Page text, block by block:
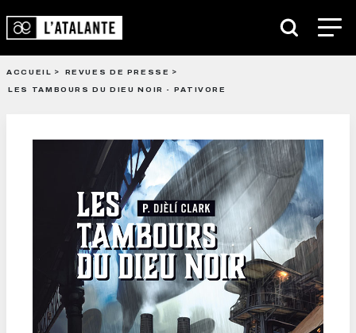
ACCUEIL
REVUES DE PRESSE
LES TAMBOURS DU DIEU NOIR - PATIVORE